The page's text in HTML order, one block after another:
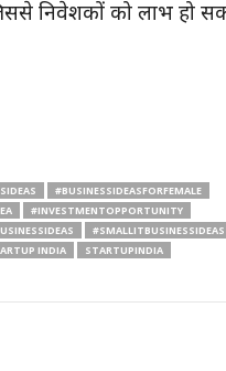
निवेशकों को लाभ हो
#BUSINESSIDEASFORFEMALE
#INVESTMENTOPPORTUNITY
#SMALLITBUSINESSIDEAS
INDIA
STARTUPINDIA